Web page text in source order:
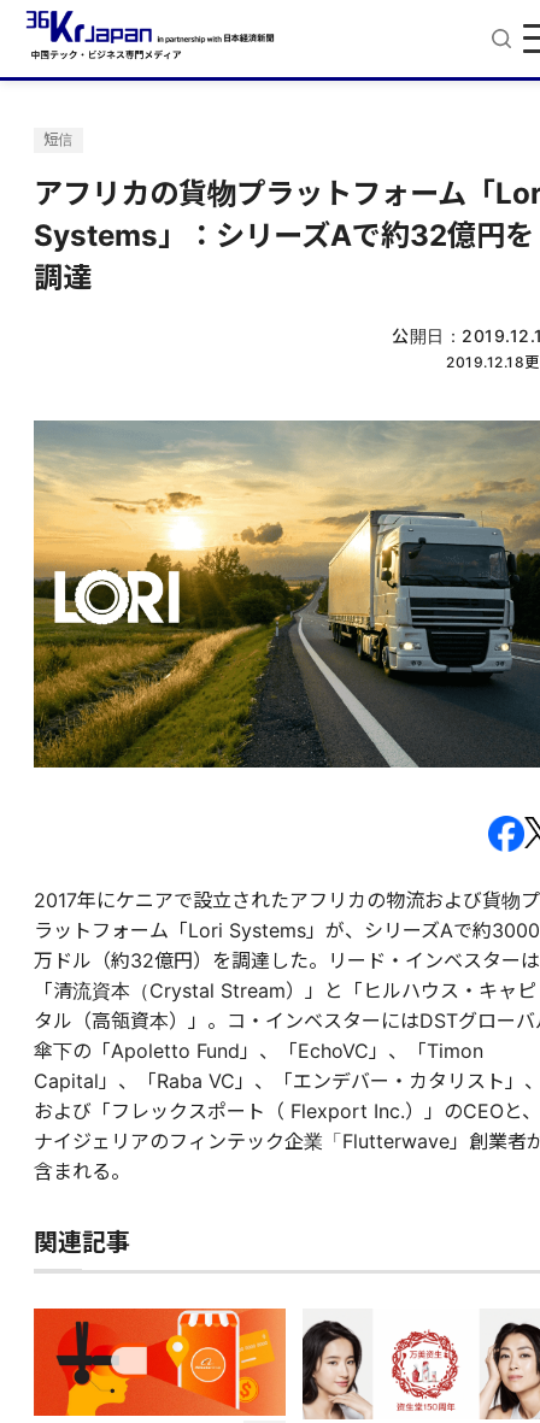
短信
アフリカの貨物プラットフォーム「
Systems」：シリーズAで約32億円を
調達
公開日：
2019.12.18
2017年にケニアで設立されたアフリカの物流および貨物プ
ラットフォーム「Lori Systems」が、シリーズAで約3000
万ドル（約32億円）を調達した。リード・インベスターは
「清流資本（Crystal Stream）」と「ヒルハウス・キャピ
タル（高瓴資本）」。コ・インベスターにはDSTグローバ
傘下の「Apoletto Fund」、「EchoVC」、「Timon
Capital」、「Raba VC」、「エンデバー・カタリスト」
および「フレックスポート（ Flexport Inc.）」のCEOと、
ナイジェリアのフィンテック企業「Flutterwave」創業者
含まれる。
関連記事